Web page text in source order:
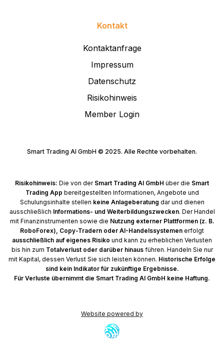
Kontakt
Kontaktanfrage
Impressum
Datenschutz
Risikohinweis
Member Login
Smart Trading AI GmbH © 2025. Alle Rechte vorbehalten.
Risikohinweis: Die von der Smart Trading AI GmbH über die Smart
Trading App bereitgestellten Informationen, Angebote und
Schulungsinhalte stellen keine Anlageberatung dar und dienen
ausschließlich Informations- und Weiterbildungszwecken. Der Handel
mit Finanzinstrumenten sowie die Nutzung externer Plattformen (z. B.
RoboForex), Copy-Tradern oder AI-Handelssystemen erfolgt
ausschließlich auf eigenes Risiko und kann zu erheblichen Verlusten
bis hin zum Totalverlust oder darüber hinausführen. Handeln Sie nur
mit Kapital, dessen Verlust Sie sich leisten können. Historische Erfolge
sind kein Indikator für zukünftige Ergebnisse.
Für Verluste übernimmt die Smart Trading AI GmbH keine Haftung.
Website powered by